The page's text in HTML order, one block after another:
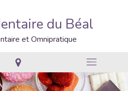
du Béal
et Omnipratique